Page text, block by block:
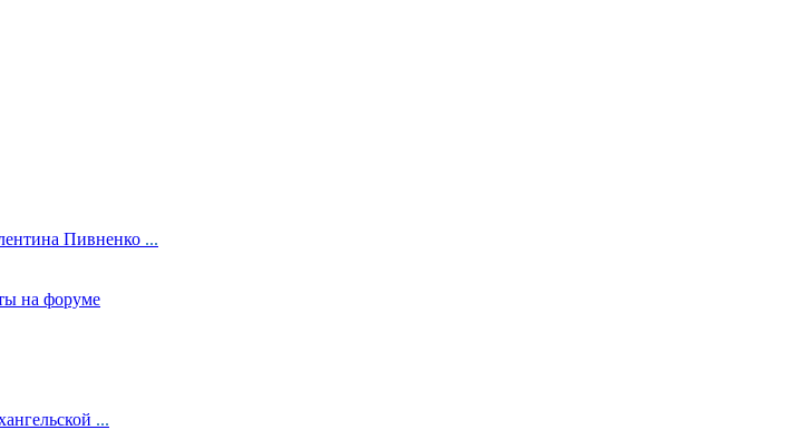
Пивненко ...
на форуме
...